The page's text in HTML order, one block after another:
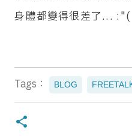
身體都變得很差了... :"(
Tags： BLOG